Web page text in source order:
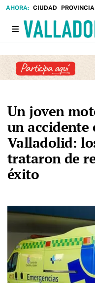
CIUDAD PROVINCIA
Un joven
un accidente
Valladolid:
trataron de
éxito